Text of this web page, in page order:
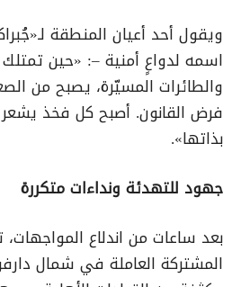
ويقول أحد أعيان المنطقة
اسمه لدواعٍ أمنية –: «حين تمتلك
والطائرات المسيّرة، يصبح من
فرض القانون. أصبح كل فخذ يشعر
بذاتها».
جهود للتهدئة ونداءات متكررة
بعد ساعات من اندلاع
المشتركة العاملة في شمال